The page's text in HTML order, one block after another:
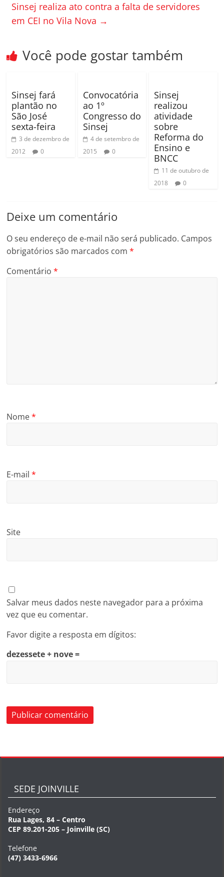
o
k
h
ar
Sinsej realiza ato contra a falta de servidores
em CEI no Vila Nova →
Você pode gostar também
Sinsej fará
plantão no
São José
sexta-feira
3 de dezembro de
2012
0
Convocatória
ao 1º
Congresso do
Sinsej
4 de setembro de
2015
0
Sinsej
realizou
atividade
sobre
Reforma do
Ensino e
BNCC
11 de outubro de
2018
0
Deixe um comentário
O seu endereço de e-mail não será publicado. Campos
obrigatórios são marcados com*
Comentário*
Nome*
E-mail*
Site
Salvar meus dados neste navegador para a próxima
vez que eu comentar.
Favor digite a resposta em dígitos:
dezessete + nove =
SEDE JOINVILLE
Endereço
Rua Lages, 84 – Centro
CEP 89.201-205 – Joinville (SC)
Telefone
(47) 3433-6966